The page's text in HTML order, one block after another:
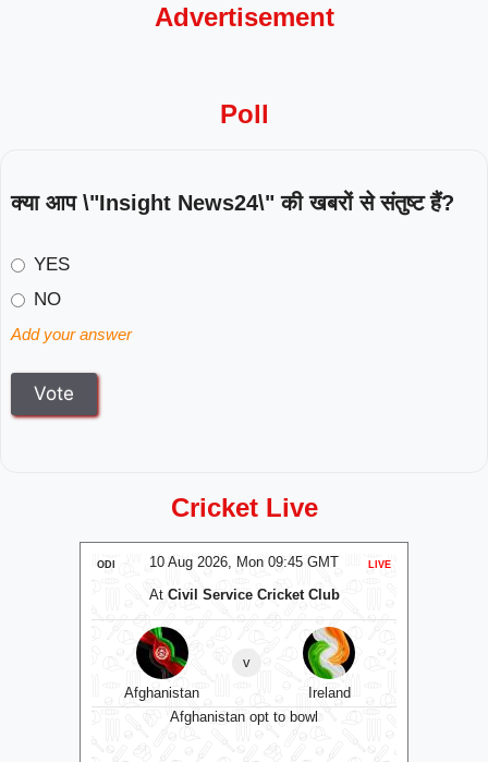
Advertisement
Poll
क्या आप \"Insight News24\" की खबरों से संतुष्ट हैं?
YES
NO
Add your answer
Cricket Live
10 Aug 2026, Mon 09:45 GMT
ODI LIVE
At Civil Service Cricket Club
Afghanistan
v
Ireland
Afghanistan opt to bowl